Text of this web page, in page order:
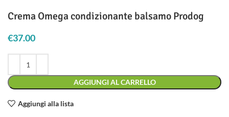
Crema Omega condizionante balsamo Prodog
€37.00
AGGIUNGI AL CARRELLO
Aggiungi alla lista